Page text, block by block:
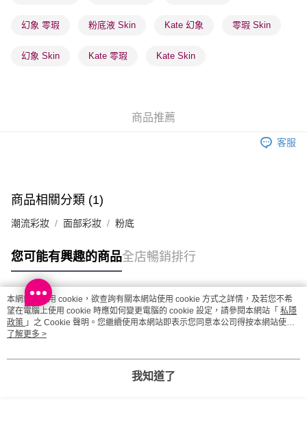
(香港門市) 只顯示可選門市。確認發貨後2-5個工作天到店，3天內
每筆HK$20.00，滿HK$100.00或以上免運費
每筆HK$20.00，滿HK$100.00或以上免運費
運費表
幻象 零瑕 粉底液 Skin Kate 幻象 零瑕 Skin
幻象 Skin Kate 零瑕 Kate Skin
商品推薦
客服
商品相關分類 (1)
潮流彩妝 面部彩妝 粉底
您可能有興趣的商品全店暢銷排行
熱門標籤
熱銷排行
本網站中使用 cookie，欲查詢有關本網站使用 cookie 方式之詳情，及若您不希
望在電腦上使用 cookie 時應如何變更電腦的 cookie 設定，請參閱本網站「 私隱
政策 」之 Cookie 聲明。您繼續使用本網站即表示您同意本公司得按本網站使用
條款之 Cookie 聲明使用 cookie。
了解更多 >
我知道了